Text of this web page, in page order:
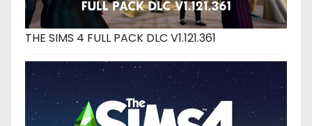
THE SIMS 4 FULL PACK DLC V1.121.361